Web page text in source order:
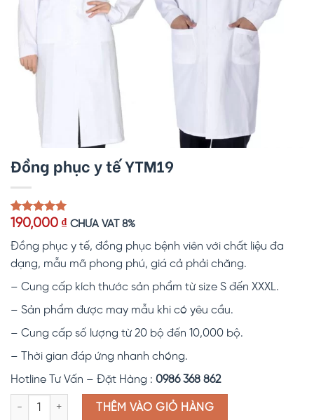
Đồng phục y tế YTM19
5.00trên 5
1
đánh giá
190,000 ₫ CHƯA VAT 8%
Đồng phục y tế, đồng phục bệnh viên với chất liệu đa
dạng, mẫu mã phong phú, giá cả phải chăng.
– Cung cấp kích thước sản phẩm từ size S đến XXXL.
– Sản phẩm được may mẫu khi có yêu cầu.
– Cung cấp số lượng từ 20 bộ đến 10,000 bộ.
– Thời gian đáp ứng nhanh chóng.
Hotline Tư Vấn – Đặt Hàng : 0986 368 862
Đồng phục y tế YTM19 số lượng
THÊM VÀO GIỎ HÀNG